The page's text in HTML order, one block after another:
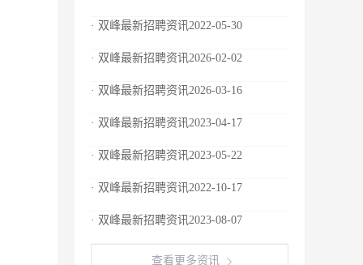
· 双峰最新招聘资讯2022-05-30
· 双峰最新招聘资讯2026-02-02
· 双峰最新招聘资讯2026-03-16
· 双峰最新招聘资讯2023-04-17
· 双峰最新招聘资讯2023-05-22
· 双峰最新招聘资讯2022-10-17
· 双峰最新招聘资讯2023-08-07
查看更多资讯